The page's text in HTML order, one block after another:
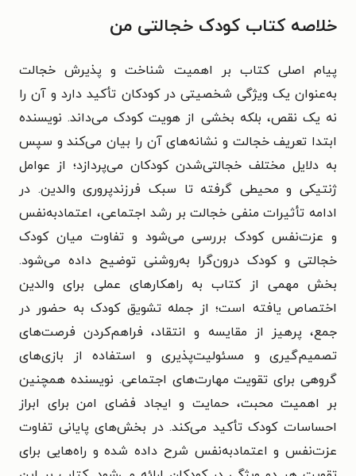
خلاصه کتاب کودک خجالتی من
پیام اصلی کتاب بر اهمیت شناخت و پذیرش خجالت
به‌عنوان یک ویژگی شخصیتی در کودکان تأکید دارد و آن را
نه یک نقص، بلکه بخشی از هویت کودک می‌داند. نویسنده
ابتدا تعریف خجالت و نشانه‌های آن را بیان می‌کند و سپس
به دلایل مختلف خجالتی‌شدن کودکان می‌پردازد؛ از عوامل
ژنتیکی و محیطی گرفته تا سبک فرزندپروری والدین. در
ادامه تأثیرات منفی خجالت بر رشد اجتماعی، اعتمادبه‌نفس
و عزت‌نفس کودک بررسی می‌شود و تفاوت میان کودک
خجالتی و کودک درون‌گرا به‌روشنی توضیح داده می‌شود.
بخش مهمی از کتاب به راهکارهای عملی برای والدین
اختصاص یافته است؛ از جمله تشویق کودک به حضور در
جمع، پرهیز از مقایسه و انتقاد، فراهم‌کردن فرصت‌های
تصمیم‌گیری و مسئولیت‌پذیری و استفاده از بازی‌های
گروهی برای تقویت مهارت‌های اجتماعی. نویسنده همچنین
بر اهمیت محبت، حمایت و ایجاد فضای امن برای ابراز
احساسات کودک تأکید می‌کند. در بخش‌های پایانی تفاوت
عزت‌نفس و اعتمادبه‌نفس شرح داده شده و راه‌هایی برای